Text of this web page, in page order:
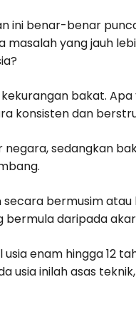
ini benar-benar
yang jauh
bakat.
konsisten dan
negara, sedangkan
bermusim
daripada
enam hingga 12
usia inilah asas